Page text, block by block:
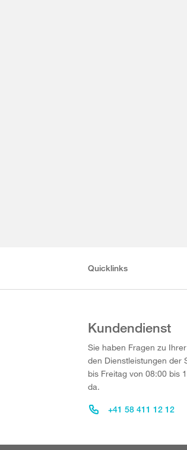
Quicklinks
Kundendienst
Sie haben Fragen zu
den Dienstleistungen der
bis Freitag von 08:00 bis
da.
+41 58 411 12 12